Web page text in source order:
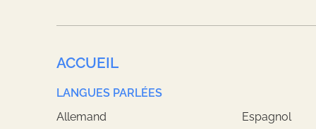
ACCUEIL
LANGUES PARLÉES
Allemand
Espagnol